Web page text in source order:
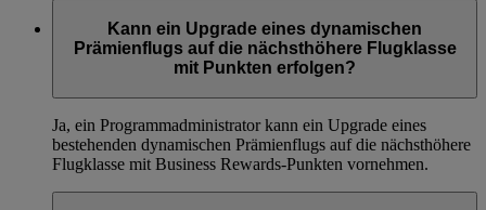
Kann ein Upgrade eines dynamischen
Prämienflugs auf die nächsthöhere Flugklasse
mit Punkten erfolgen?
Ja, ein Programmadministrator kann ein Upgrade eines
bestehenden dynamischen Prämienflugs auf die nächsthöhere
Flugklasse mit Business Rewards-Punkten vornehmen.